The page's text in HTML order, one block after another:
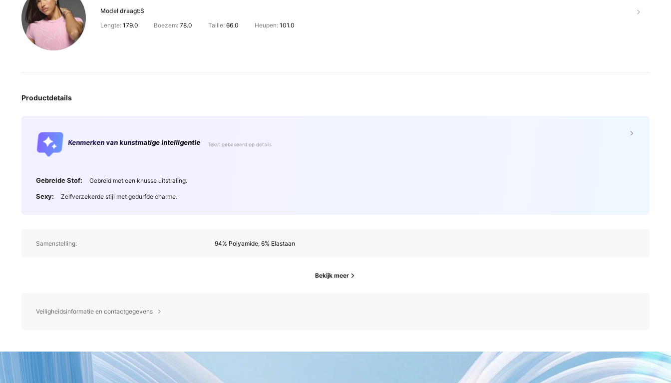
Model draagt:S
Lengte: 179.0 Boezem:78.0 Taille: 66.0 Heupen: 101.0
Productdetails
Kenmerken van kunstmatige intelligentie Tekst gebaseerd op details
Gebreide Stof: Gebreid met een knusse uitstraling.
Sexy: Zelfverzekerde stijl met gedurfde charme.
Samenstelling: 94% Polyamide, 6% Elastaan
Bekijk meer
Veiligheidsinformatie en contactgegevens